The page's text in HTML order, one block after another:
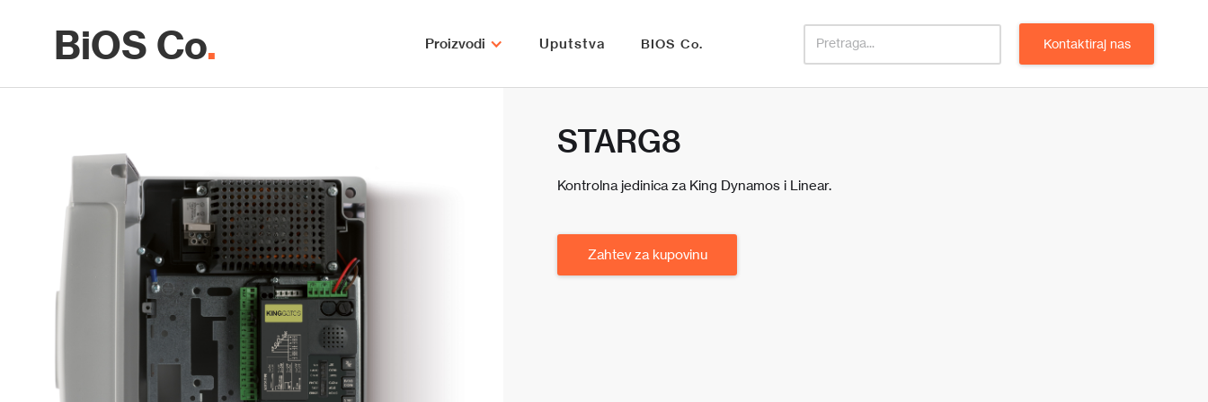
BiOS Co. Proizvodi Uputstva BIOS Co. Kontaktiraj nas
STARG8
Kontrolna jedinica za King Dynamos i Linear.
Zahtev za kupovinu